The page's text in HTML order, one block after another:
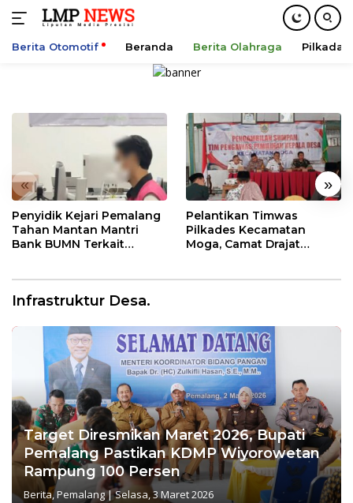
Berita Otomotif Beranda Berita Olahraga Pilkada
« »
Penyidik Kejari Pemalang
Tahan Mantan Mantri
Bank BUMN Terkait
Pelantikan Timwas
Pilkades Kecamatan
Moga, Camat Drajat
Infrastruktur Desa.
Target Diresmikan Maret 2026, Bupati
Pemalang Pastikan KDMP Wiyorowetan
Rampung 100 Persen
Berita,Pemalang|Selasa, 3 Maret 2026